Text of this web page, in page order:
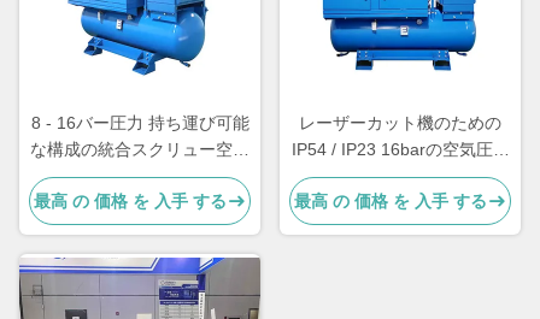
8 - 16バー圧力 持ち運び可能
な構成の統合スクリュー空気
圧縮機
最高 の 価格 を 入手 する
レーザーカット機のための
IP54 / IP23 16barの空気圧縮
機
最高 の 価格 を 入手 する